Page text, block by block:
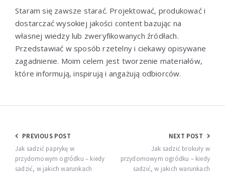
Staram się zawsze starać. Projektować, produkować i
dostarczać wysokiej jakości content bazując na
własnej wiedzy lub zweryfikowanych źródłach.
Przedstawiać w sposób rzetelny i ciekawy opisywane
zagadnienie. Moim celem jest tworzenie materiałów,
które informują, inspirują i angażują odbiorców.
Nawigacja
wpisu
PREVIOUS POST
Jak sadzić paprykę w
przydomowym ogródku – kiedy
sadzić, w jakich warunkach
NEXT POST
Jak sadzić brokuły w
przydomowym ogródku – kiedy
sadzić, w jakich warunkach